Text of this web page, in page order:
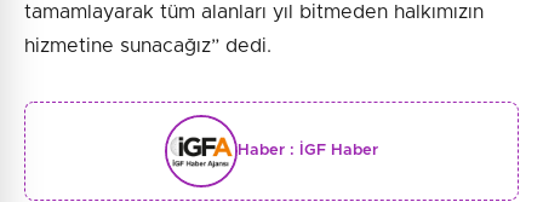
tamamlayarak tüm alanları yıl bitmeden halkımızın
hizmetine sunacağız” dedi.
Haber : İGF Haber